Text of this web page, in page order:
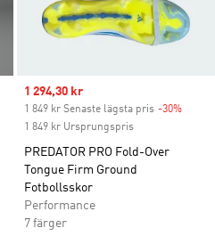
Sale price
1 294,30 kr
1 849 kr Senaste lägsta pris -30%
1 849 kr Ursprungspris
PREDATOR PRO Fold-Over
Tongue Firm Ground
Fotbollsskor
Performance
7 färger